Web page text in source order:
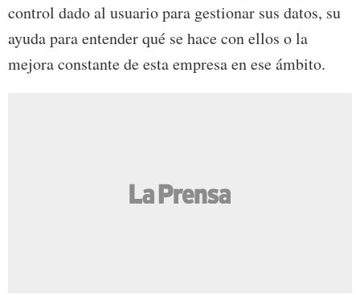
control dado al usuario para gestionar sus datos, su
ayuda para entender qué se hace con ellos o la
mejora constante de esta empresa en ese ámbito.